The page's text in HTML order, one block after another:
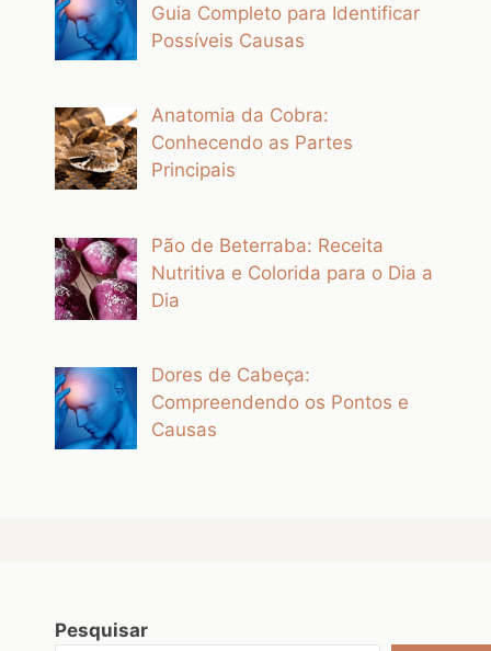
Guia Completo para Identificar
Possíveis Causas
Anatomia da Cobra:
Conhecendo as Partes
Principais
Pão de Beterraba: Receita
Nutritiva e Colorida para o Dia a
Dia
Dores de Cabeça:
Compreendendo os Pontos e
Causas
Pesquisar